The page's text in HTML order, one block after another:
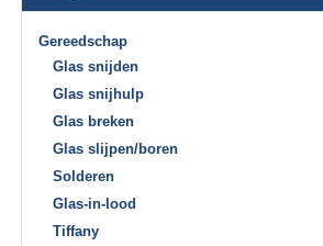
Gereedschap
Glas snijden
Glas snijhulp
Glas breken
Glas slijpen/boren
Solderen
Glas-in-lood
Tiffany